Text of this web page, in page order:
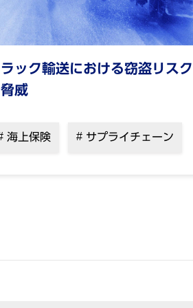
ラック輸送における窃盗リスク
威
海上保険 サプライチェーン